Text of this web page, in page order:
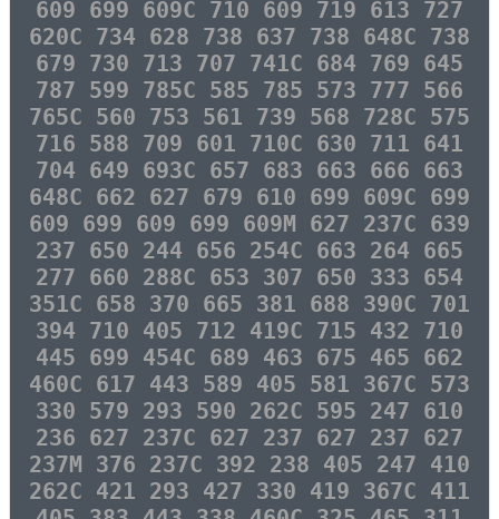
609 699 609C 710 609 719 613 727
620C 734 628 738 637 738 648C 738
679 730 713 707 741C 684 769 645
787 599 785C 585 785 573 777 566
765C 560 753 561 739 568 728C 575
716 588 709 601 710C 630 711 641
704 649 693C 657 683 663 666 663
648C 662 627 679 610 699 609C 699
609 699 609 699 609M 627 237C 639
237 650 244 656 254C 663 264 665
277 660 288C 653 307 650 333 654
351C 658 370 665 381 688 390C 701
394 710 405 712 419C 715 432 710
445 699 454C 689 463 675 465 662
460C 617 443 589 405 581 367C 573
330 579 293 590 262C 595 247 610
236 627 237C 627 237 627 237 627
237M 376 237C 392 238 405 247 410
262C 421 293 427 330 419 367C 411